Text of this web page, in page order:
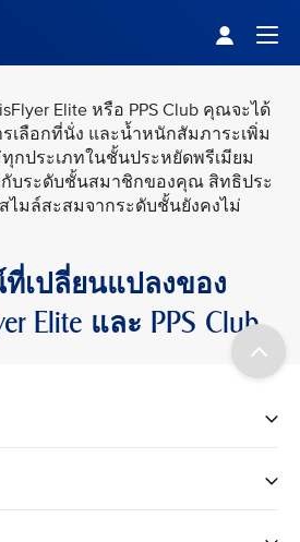
Elite หรือ PPS Club คุณจะได้
เลือกที่นั่ง และน้ำหนักสัมภาระเพิ่ม
กประเภทในชั้นประหยัดพรีเมียม
บระดับชั้นสมาชิกของคุณ สิทธิประ
มล์สะสมจากระดับชั้นยังคงไม่
เปลี่ยนแปลงของ
Elite และ PPS Club